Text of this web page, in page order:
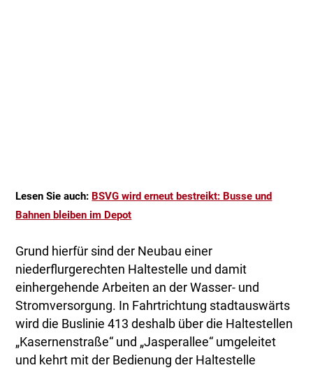
Lesen Sie auch: BSVG wird erneut bestreikt: Busse und
Bahnen bleiben im Depot
Grund hierfür sind der Neubau einer
niederflurgerechten Haltestelle und damit
einhergehende Arbeiten an der Wasser- und
Stromversorgung. In Fahrtrichtung stadtauswärts
wird die Buslinie 413 deshalb über die Haltestellen
„Kasernenstraße“ und „Jasperallee“ umgeleitet
und kehrt mit der Bedienung der Haltestelle